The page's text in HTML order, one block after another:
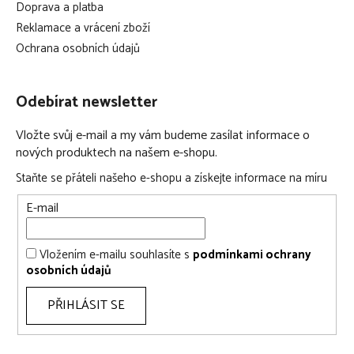
teplotu - nepřehřívá se, ani mu není zima
když je miminku horko, Merino vlna chladí, protože je
pórovitá a propustná
tak vytváří na pokožce příjemný chladivý pocit a miminko
hřeje, i když je vlhká – dokáže pojmout vlhkost rovnající se
až třetině své váhy, aniž by na dotyk působila mokrá
vysoká prodyšnost Merino vlny zajišťuje, že materiál dýchá
a pot se odpařuje
je antibakteriální, žádný zápach
Merino vlna na sebe dokáže chemicky vázat a
neutralizovat tělesné pachy a tím se stará o přirozené
potlačení zápachu
i po delším užívání je stále příjemná na dotek a nezapáchá
velmi jemná, neškrábe - v Merino vlně se dítě cítí jako ve
Doprava a platba
Reklamace a vrácení zboží
Ochrana osobních údajů
Odebírat newsletter
Vložte svůj e-mail a my vám budeme zasílat informace o
nových produktech na našem e-shopu.
Staňte se přáteli našeho e-shopu a získejte informace na míru
E-mail
Vložením e-mailu souhlasíte s podmínkami ochrany
osobních údajů
PŘIHLÁSIT SE